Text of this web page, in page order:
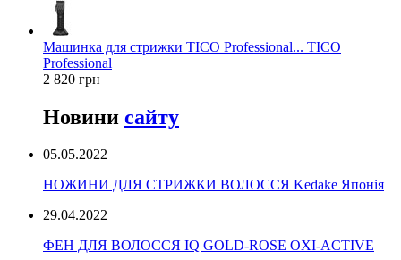
Машинка для стрижки TICO Professional... TICO
Professional
2 820 грн
Новини сайту
05.05.2022
НОЖИНИ ДЛЯ СТРИЖКИ ВОЛОССЯ Kedake Японія
29.04.2022
ФЕН ДЛЯ ВОЛОССЯ IQ GOLD-ROSE OXI-ACTIVE